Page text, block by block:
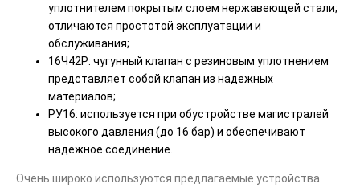
уплотнителем покрытым слоем нержавеющей стали;
отличаются простотой эксплуатации и
обслуживания;
16Ч42Р: чугунный клапан с резиновым уплотнением
представляет собой клапан из надежных
материалов;
РУ16: используется при обустройстве магистралей
высокого давления (до 16 бар) и обеспечивают
надежное соединение.
Очень широко используются предлагаемые устройства